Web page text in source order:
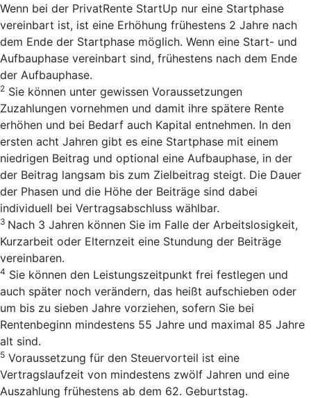
Wenn bei der PrivatRente StartUp nur eine Startphase
vereinbart ist, ist eine Erhöhung frühestens 2 Jahre nach
dem Ende der Startphase möglich. Wenn eine Start- und
Aufbauphase vereinbart sind, frühestens nach dem Ende
der Aufbauphase.
2 Sie können unter gewissen Voraussetzungen
Zuzahlungen vornehmen und damit ihre spätere Rente
erhöhen und bei Bedarf auch Kapital entnehmen. In den
ersten acht Jahren gibt es eine Startphase mit einem
niedrigen Beitrag und optional eine Aufbauphase, in der
der Beitrag langsam bis zum Zielbeitrag steigt. Die Dauer
der Phasen und die Höhe der Beiträge sind dabei
individuell bei Vertragsabschluss wählbar.
3 Nach 3 Jahren können Sie im Falle der Arbeitslosigkeit,
Kurzarbeit oder Elternzeit eine Stundung der Beiträge
vereinbaren.
4 Sie können den Leistungszeitpunkt frei festlegen und
auch später noch verändern, das heißt aufschieben oder
um bis zu sieben Jahre vorziehen, sofern Sie bei
Rentenbeginn mindestens 55 Jahre und maximal 85 Jahre
alt sind.
5 Voraussetzung für den Steuervorteil ist eine
Vertragslaufzeit von mindestens zwölf Jahren und eine
Auszahlung frühestens ab dem 62. Geburtstag.